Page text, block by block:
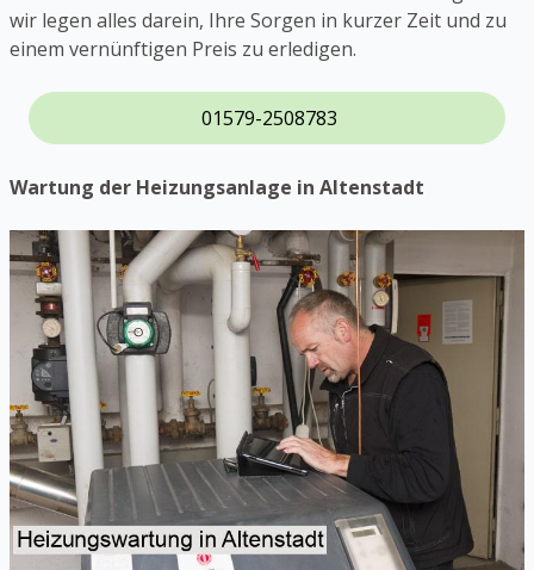
wir legen alles darein, Ihre Sorgen in kurzer Zeit und zu
einem vernünftigen Preis zu erledigen.
01579-2508783
Wartung der Heizungsanlage in Altenstadt